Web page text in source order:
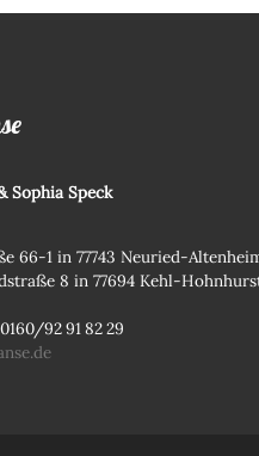
Sophia Speck
66-1 in 77743 Neuried-
8 in 77694 Kehl-
92 91 82 29